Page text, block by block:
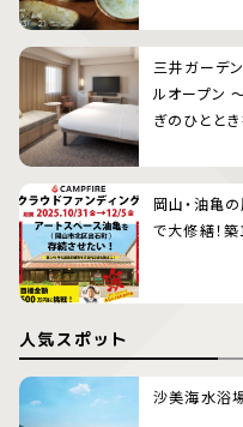
三井ガーデ
ルオープン
ぎのひとと
岡山・油亀
で大修繕！
人気スポット
沙美海水浴